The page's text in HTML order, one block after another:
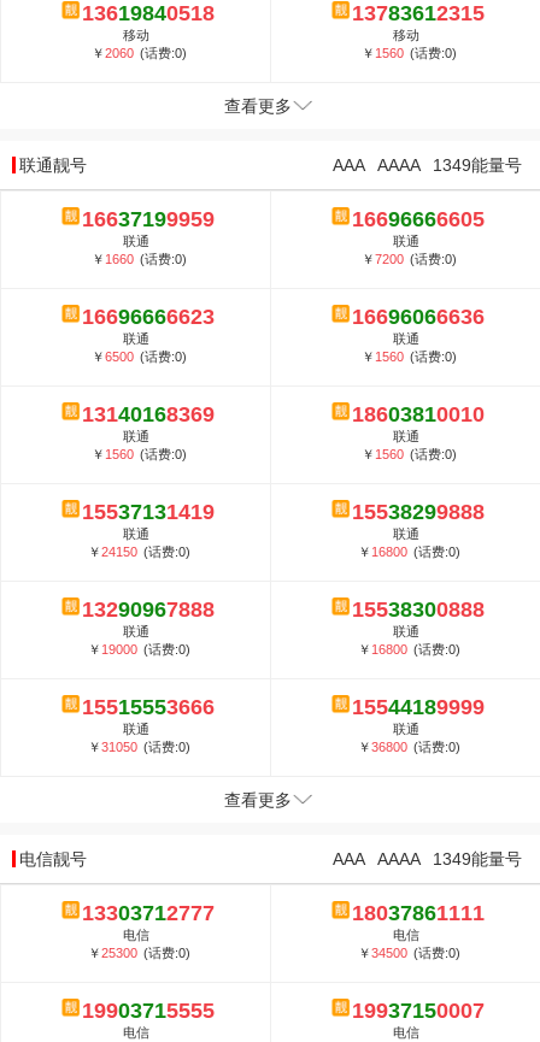
13619840518
移动
￥2060 (话费:0)
13783612315
移动
￥ 1560 (话费:0)
查看更多
联通靓号 1349能量号
AAAA
AAA
16637199959
联通
￥ 1660 (话费:0)
16696666605
联通
￥7200 (话费:0)
16696666623
联通
￥6500 (话费:0)
16696066636
联通
￥ 1560 (话费:0)
13140168369
联通
￥ 1560 (话费:0)
18603810010
联通
￥ 1560 (话费:0)
15537131419
联通
￥24150 (话费:0)
15538299888
联通
￥ 16800 (话费:0)
13290967888
联通
￥ 19000 (话费:0)
15538300888
联通
￥ 16800 (话费:0)
15515553666
联通
￥31050 (话费:0)
15544189999
联通
￥36800 (话费:0)
查看更多
电信靓号 1349能量号
AAAA
AAA
13303712777
电信
￥25300 (话费:0)
18037861111
电信
￥34500 (话费:0)
19903715555
电信
19937150007
电信